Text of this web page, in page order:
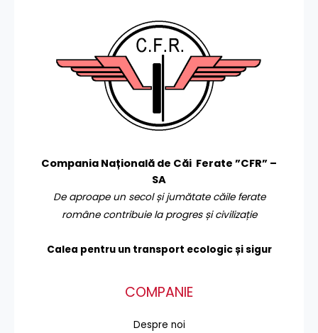
Compania Națională de Căi Ferate ”CFR” –
SA
De aproape un secol și jumătate căile ferate
române contribuie la progres și civilizație
Calea pentru un transport ecologic și sigur
COMPANIE
Despre noi